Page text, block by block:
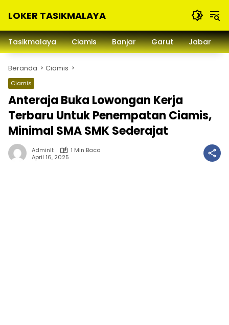
LOKER TASIKMALAYA
Lowongan
Kerja
dan
Sekitarna
Tasikmalaya Ciamis Banjar Garut Jabar
Beranda Ciamis
Ciamis
Anteraja Buka Lowongan Kerja
Terbaru Untuk Penempatan Ciamis,
Minimal SMA SMK Sederajat
Adminlt
1 Min Baca
April 16, 2025